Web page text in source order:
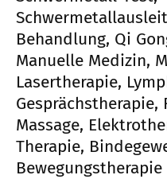
Behandlung, Qi
Manuelle Medizin,
Lasertherapie,
Gesprächstherapie,
Massage,
Therapie,
Bewegungstherapie